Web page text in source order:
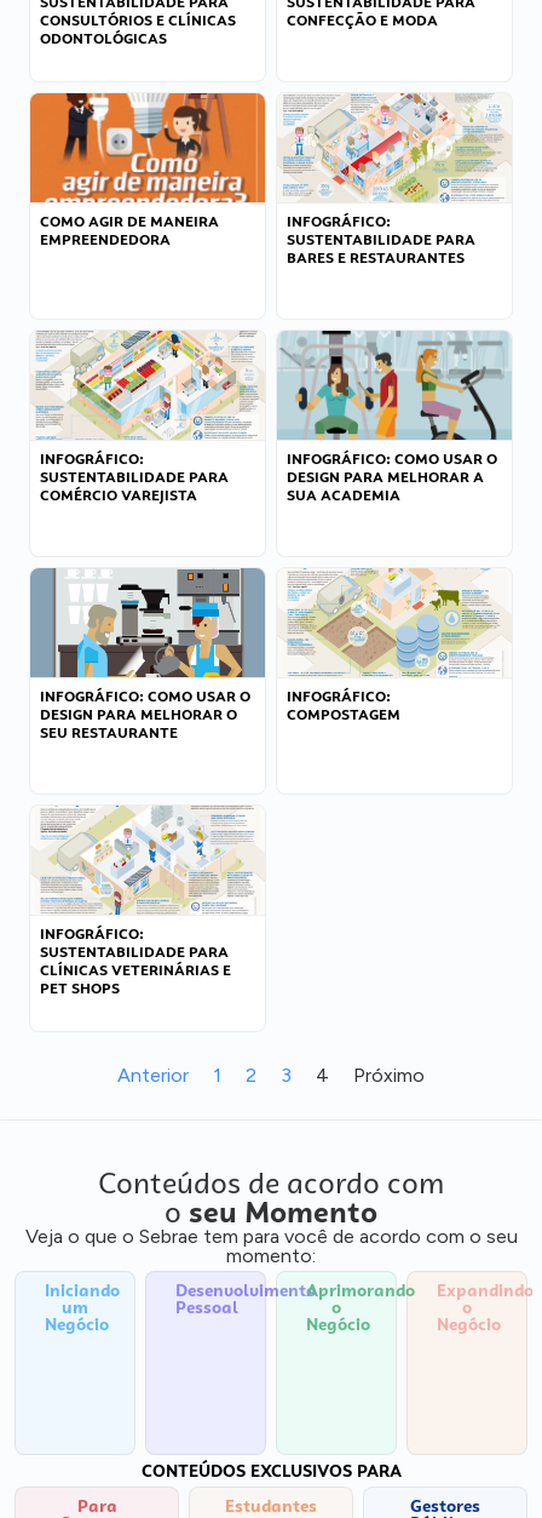
CONSULTÓRIOS E CLÍNICAS
ODONTOLÓGICAS
CONFECÇÃO E MODA
COMO AGIR DE MANEIRA
EMPREENDEDORA
INFOGRÁFICO:
SUSTENTABILIDADE PARA
BARES E RESTAURANTES
INFOGRÁFICO:
SUSTENTABILIDADE PARA
COMÉRCIO VAREJISTA
INFOGRÁFICO: COMO USAR O
DESIGN PARA MELHORAR A
SUA ACADEMIA
INFOGRÁFICO: COMO USAR O
DESIGN PARA MELHORAR O
SEU RESTAURANTE
INFOGRÁFICO:
COMPOSTAGEM
INFOGRÁFICO:
SUSTENTABILIDADE PARA
CLÍNICAS VETERINÁRIAS E
PET SHOPS
Anterior 1 2 3 4 Próximo
Conteúdos de acordo com
o seu Momento
Veja o que o Sebrae tem para você de acordo com o seu
momento:
Iniciando
um
Negócio
Desenvolvimento
Pessoal
Aprimorando
o
Negócio
Expandindo
o
Negócio
CONTEÚDOS EXCLUSIVOS PARA
Para
Estudantes Gestores